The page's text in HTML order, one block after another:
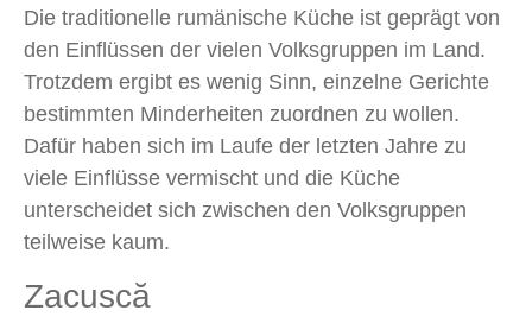
Die traditionelle rumänische Küche ist geprägt von
den Einflüssen der vielen Volksgruppen im Land.
Trotzdem ergibt es wenig Sinn, einzelne Gerichte
bestimmten Minderheiten zuordnen zu wollen.
Dafür haben sich im Laufe der letzten Jahre zu
viele Einflüsse vermischt und die Küche
unterscheidet sich zwischen den Volksgruppen
teilweise kaum.
Zacuscă